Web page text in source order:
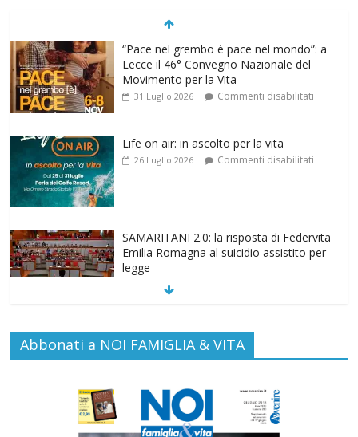
31 Luglio 2026
Life on air: in ascolto per la vita
26 Luglio 2026 Commenti disabilitati
SAMARITANI 2.0: la risposta di Federvita
Gino Soldera nominato Membro della
“Hall of Honor Prenatal Sciences 2026”
16 Luglio 2026
Carlo Casini, “giusto” perché testimone
Abbonati a NOI FAMIGLIA & VITA